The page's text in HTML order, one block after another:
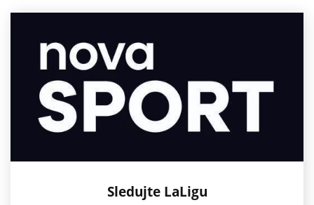
Sledujte LaLigu